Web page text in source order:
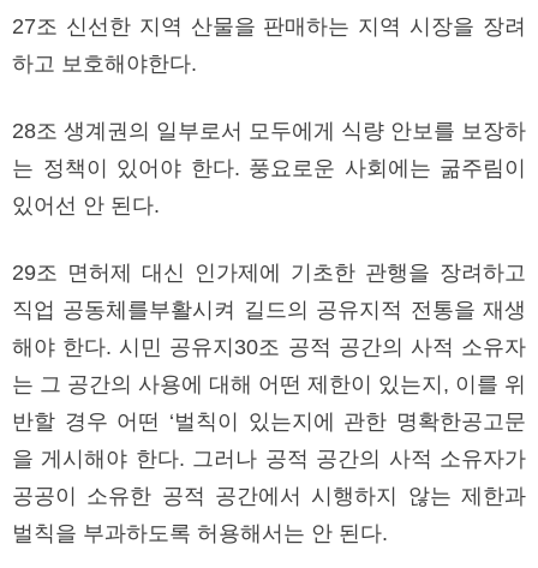
27조 신선한 지역 산물을 판매하는 지역 시장을 장려
하고 보호해야한다.
28조 생계권의 일부로서 모두에게 식량 안보를 보장하
는 정책이 있어야 한다. 풍요로운 사회에는 굶주림이
있어선 안 된다.
29조 면허제 대신 인가제에 기초한 관행을 장려하고
직업 공동체를부활시켜 길드의 공유지적 전통을 재생
해야 한다. 시민 공유지30조 공적 공간의 사적 소유자
는 그 공간의 사용에 대해 어떤 제한이 있는지, 이를 위
반할 경우 어떤 ‘벌칙이 있는지에 관한 명확한공고문
을 게시해야 한다. 그러나 공적 공간의 사적 소유자가
공공이 소유한 공적 공간에서 시행하지 않는 제한과
벌칙을 부과하도록 허용해서는 안 된다.